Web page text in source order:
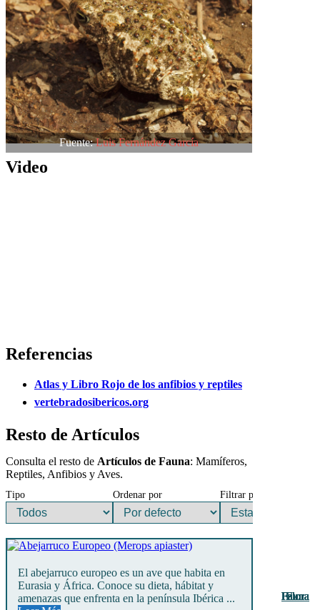
Fuente:Luis Fernández García
Video
Referencias
Atlas y Libro Rojo de los anfibios y reptiles
vertebradosibericos.org
Resto de Artículos
Consulta el resto de Artículos de Fauna: Mamíferos,
Reptiles, Anfibios y Aves.
Tipo Ordenar por Filtrar por
El abejarruco europeo es un ave que habita en
Eurasia y África. Conoce su dieta, hábitat y
amenazas que enfrenta en la península Ibérica ...
Fauna
Fauna
Fauna
Fauna
Fauna
Fauna
Fauna
Flora
Flora
Flora
Fauna
Flora
Fauna